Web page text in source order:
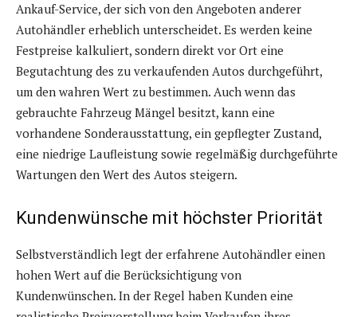
Ankauf-Service, der sich von den Angeboten anderer
Autohändler erheblich unterscheidet. Es werden keine
Festpreise kalkuliert, sondern direkt vor Ort eine
Begutachtung des zu verkaufenden Autos durchgeführt,
um den wahren Wert zu bestimmen. Auch wenn das
gebrauchte Fahrzeug Mängel besitzt, kann eine
vorhandene Sonderausstattung, ein gepflegter Zustand,
eine niedrige Laufleistung sowie regelmäßig durchgeführte
Wartungen den Wert des Autos steigern.
Kundenwünsche mit höchster Priorität
Selbstverständlich legt der erfahrene Autohändler einen
hohen Wert auf die Berücksichtigung von
Kundenwünschen. In der Regel haben Kunden eine